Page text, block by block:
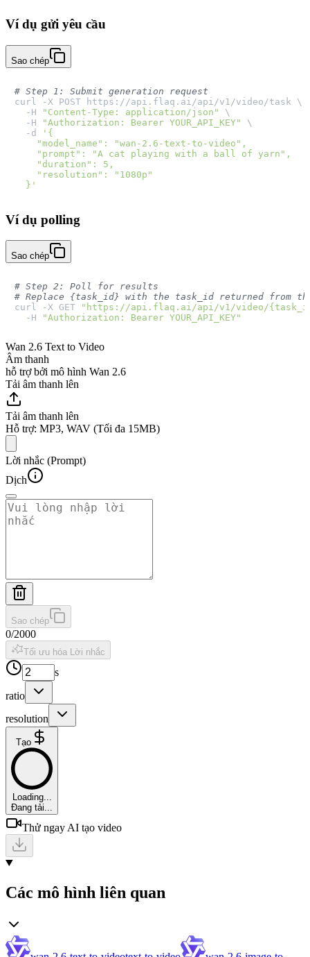
Ví dụ gửi yêu cầu
Sao chép
# Step 1: Submit generation request
curl -X POST https://api.flaq.ai/api/v1/video/task \
  -H
"Content-Type: application/json"
\
  -H
"Authorization: Bearer YOUR_API_KEY"
\
  -d
'{
    "model_name": "wan-2.6-text-to-video",
    "prompt": "A cat playing with a ball of yarn",
    "duration": 5,
    "resolution": "1080p"
  }'
Ví dụ polling
Sao chép
# Step 2: Poll for results
# Replace {task_id} with the task_id returned from
curl -X GET
"https://api.flaq.ai/api/v1/video/
  -H
"Authorization: Bearer YOUR_API_KEY"
Wan 2.6 Text to Video
Âm thanh
hỗ trợ bởi mô hình Wan 2.6
Tải âm thanh lên
Tải âm thanh lên
Hỗ trợ: MP3, WAV (Tối đa 15MB)
Lời nhắc (Prompt)
Dịch
Sao chép
0/2000
Tối ưu hóa Lời nhắc
s
ratio
resolution
Tạo
Loading...
Đang tải...
Thử ngay AI tạo video
Các mô hình liên quan